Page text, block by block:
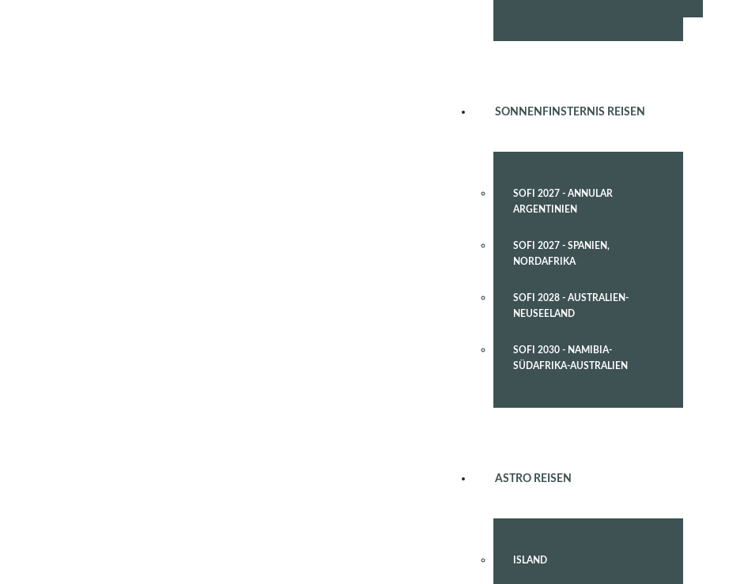
SONNENFINSTERNIS REISEN
SOFI 2027 - ANNULAR
ARGENTINIEN
SOFI 2027 - SPANIEN,
NORDAFRIKA
SOFI 2028 - AUSTRALIEN-
NEUSEELAND
SOFI 2030 - NAMIBIA-
SÜDAFRIKA-AUSTRALIEN
ASTRO REISEN
ISLAND